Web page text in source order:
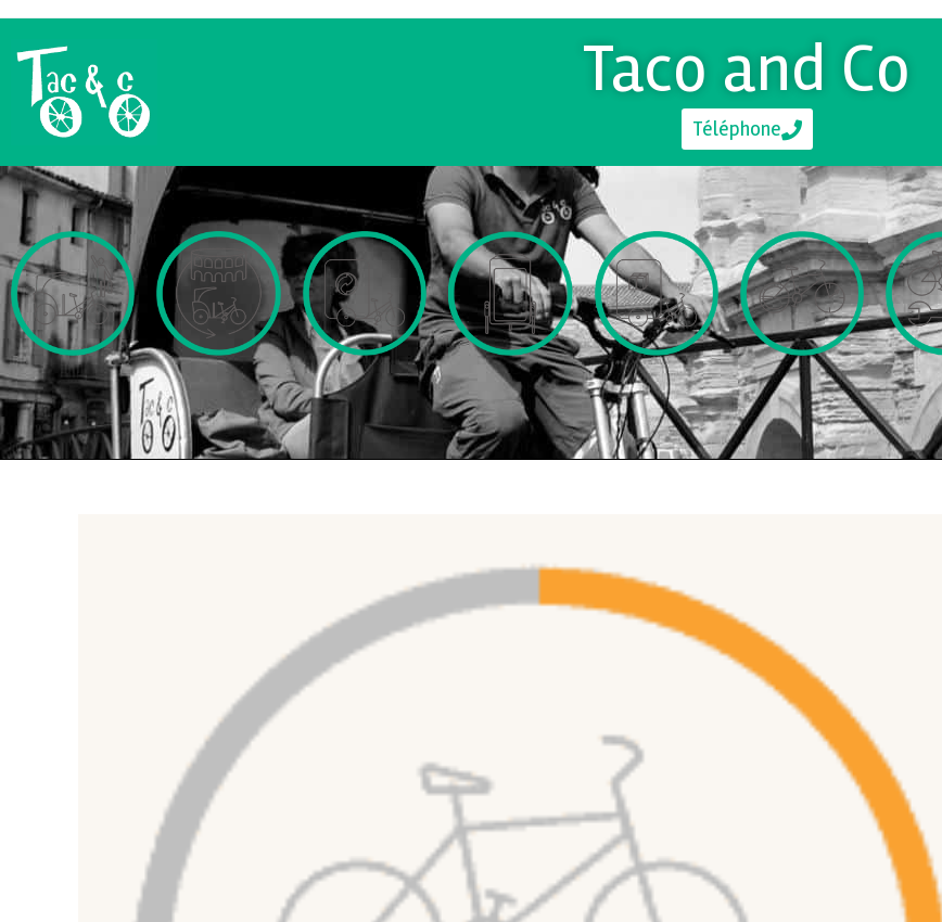
Taco and Co
Téléphone